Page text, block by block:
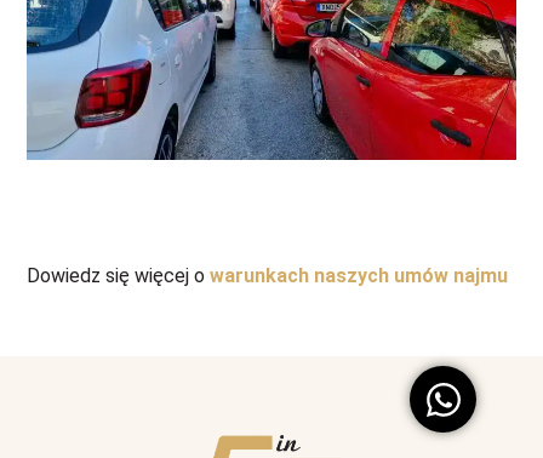
Dowiedz się więcej owarunkach naszych umów najmu